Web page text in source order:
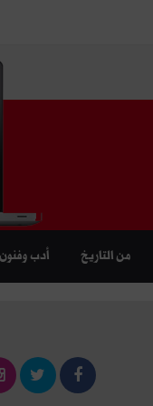
من التاريخ أدب وفنون